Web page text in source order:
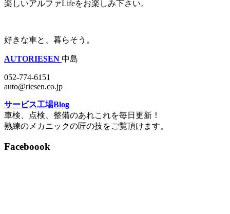
楽しいアルファLifeをお楽しみ下さい。
好きな車と、暮らそう。
AUTORIESEN 中島
052-774-6151
auto@riesen.co.jp
サービス工場Blog
車検、点検、整備のあれこれを毎日更新！
熟練のメカニックの匠の技をご覧頂けます。
Faceboook